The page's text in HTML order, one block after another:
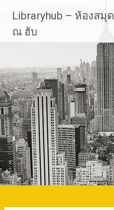
content
Libraryhub – ห้องสมุด
ณ ฮับ